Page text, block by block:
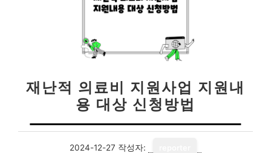
재난적 의료비 지원사업 지원내
용 대상 신청방법
2024-12-27 작성자: